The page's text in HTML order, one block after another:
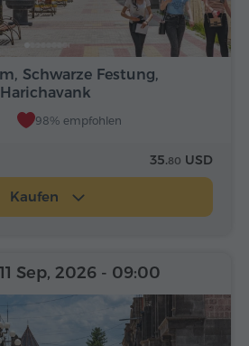
Schwarze Festung,
98% empfohlen
35.80 USD
Kaufen
Sep, 2026 - 09:00